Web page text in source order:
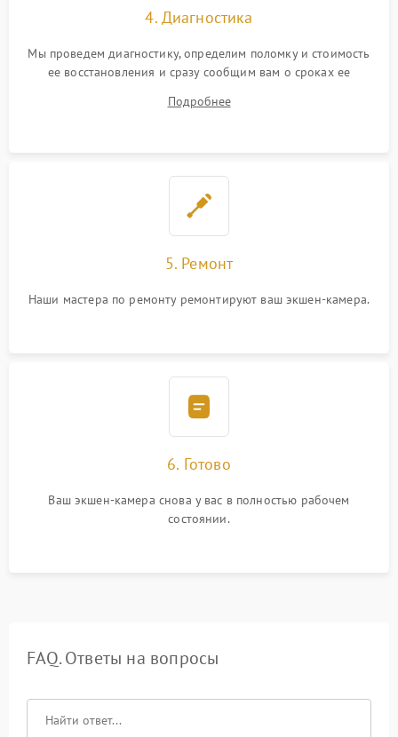
4. Диагностика
Мы проведем диагностику, определим поломку и стоимость
ее восстановления и сразу сообщим вам о сроках ее
Подробнее
5. Ремонт
Наши мастера по ремонту ремонтируют ваш экшен-камера.
6. Готово
Ваш экшен-камера снова у вас в полностью рабочем
состоянии.
FAQ. Ответы на вопросы